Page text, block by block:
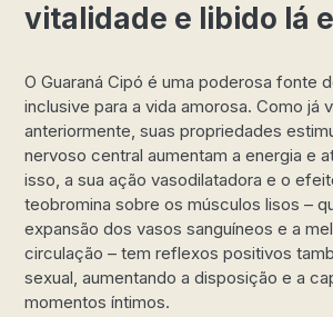
vitalidade e libido lá
O Guaraná Cipó é uma poderosa fonte
inclusive para a vida amorosa. Como já
anteriormente, suas propriedades
nervoso central aumentam a energia e
isso, a sua ação vasodilatadora e o
teobromina sobre os músculos lisos –
expansão dos vasos sanguíneos e a
circulação – tem reflexos positivos
sexual, aumentando a disposição e a
momentos íntimos.